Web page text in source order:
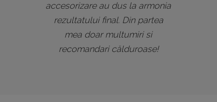
accesorizare au dus la armonia
rezultatului final. Din partea
mea doar multumiri si
recomandari călduroase!